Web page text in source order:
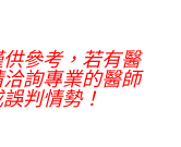
參考，若有醫
詢專業的醫師
判情勢！